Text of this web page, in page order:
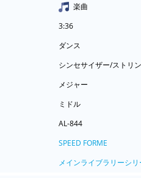
楽曲
3:36
ダンス
シンセサイザー/ストリ
メジャー
ミドル
AL-844
SPEED FORME
メインライブラリーシリ